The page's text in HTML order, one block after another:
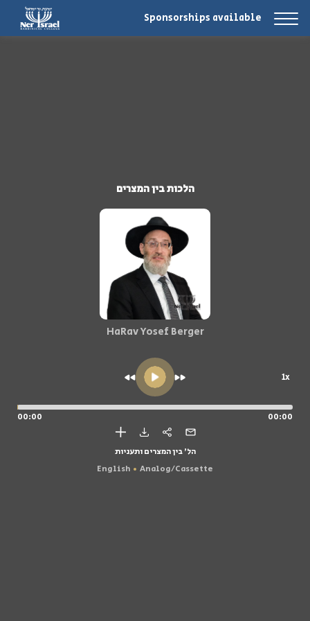
Sponsorships available
הלכות בין המצרים
HaRav Yosef Berger
1x
00:00 00:00
הל' בין המצרים ותעניות
English
Analog/Cassette